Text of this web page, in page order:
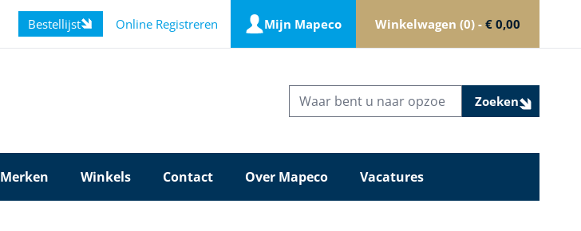
Bestellijst Online Registreren Mijn Mapeco Winkelwagen 0 - € 0,00
Merken Winkels Contact Over Mapeco Vacatures
Zoeken